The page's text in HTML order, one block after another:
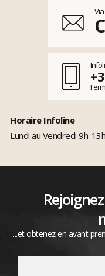
Horaire Infoline
Lundi au Vendredi 9h-
...et obtenez en avant